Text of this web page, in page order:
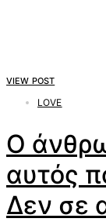
VIEW POST
LOVE
Ο
αυτός
Δεν σε